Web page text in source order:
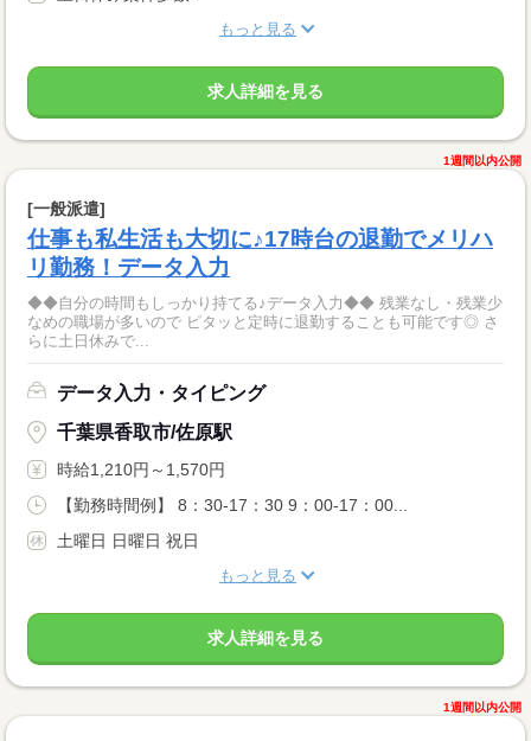
もっと見る
求人詳細を見る
1週間以内公開
[一般派遣]
仕事も私生活も大切に♪17時台の退勤でメリハ
リ勤務！データ入力
◆◆自分の時間もしっかり持てる♪データ入力◆◆ 残業なし・残業少
なめの職場が多いので ピタッと定時に退勤することも可能です◎ さ
らに土日休みで...
データ入力・タイピング
千葉県香取市/佐原駅
時給1,210円～1,570円
【勤務時間例】 8：30-17：30 9：00-17：00...
土曜日 日曜日 祝日
もっと見る
求人詳細を見る
1週間以内公開